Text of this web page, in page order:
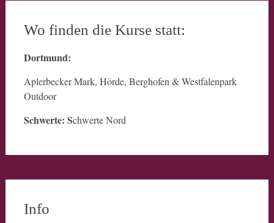
Wo finden die Kurse statt:
Dortmund:
Aplerbecker Mark, Hörde, Berghofen & Westfalenpark
Outdoor
Schwerte: Schwerte Nord
Info